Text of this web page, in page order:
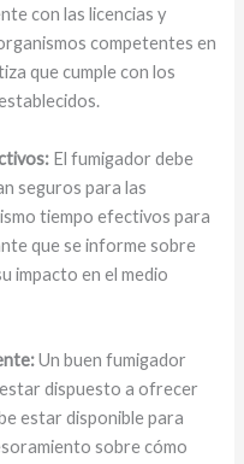
con las licencias y
competentes en
que cumple con los
El fumigador debe
seguros para las
tiempo efectivos para
que se informe sobre
impacto en el medio
Un buen fumigador
dispuesto a ofrecer
estar disponible para
sobre cómo